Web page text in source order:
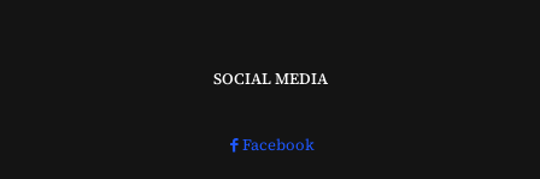
SOCIAL MEDIA
Facebook